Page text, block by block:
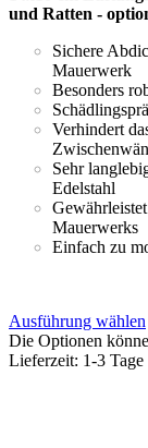
und Ratten -
Sichere
Mauerwerk
Besonders
Verhindert
Sehr
Edelstahl
Mauerwerks
Einfach zu
Ausführung wählen
Die Optionen
Lieferzeit: 1-3 Tage